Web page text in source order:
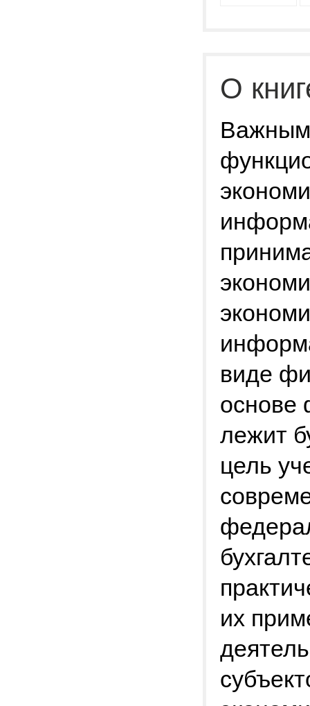
О
виде
основе
лежит
цель
их